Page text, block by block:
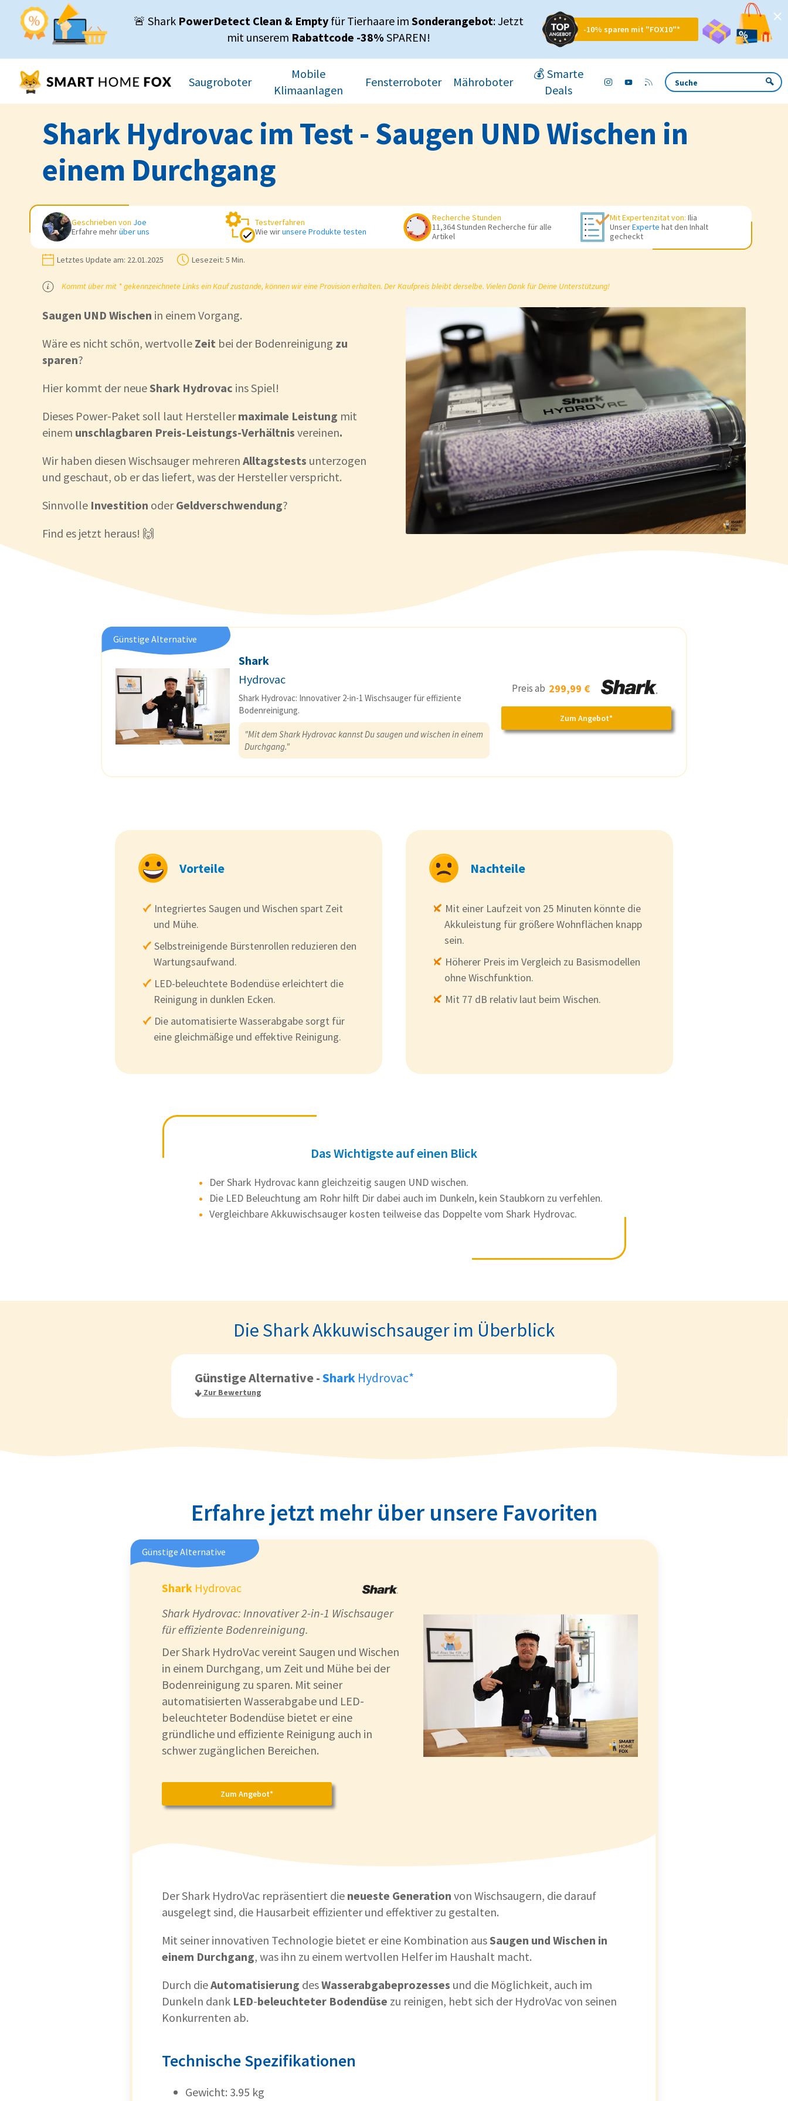
🚨 Shark PowerDetect Clean & Empty für Tierhaare imSonderangebot: Jetzt
mit unserem Rabattcode -38% SPAREN!
-10% sparen mit "FOX10"*
Saugroboter
Mobile
Klimaanlagen
Fensterroboter Mähroboter
💰 Smarte
Deals
Shark Hydrovac im Test - Saugen UND Wischen in
einem Durchgang
Geschrieben von Joe
Erfahre mehrüber uns
Testverfahren
Wie wirunsere Produkte testen
Recherche Stunden
11,364 Stunden Recherche für alle
Artikel
Mit Expertenzitat von: Ilia
UnserExperte hat den Inhalt
gecheckt
Letztes Update am: 22.01.2025 Lesezeit: 5 Min.
Kommt über mit * gekennzeichnete Links ein Kauf zustande, können wir eine Provision erhalten. Der Kaufpreis bleibt derselbe. Vielen Dank für Deine Unterstützung!
Saugen UND Wischen in einem Vorgang.
Wäre es nicht schön, wertvolle Zeit bei der Bodenreinigung zu
sparen?
Hier kommt der neueShark Hydrovac ins Spiel!
Dieses Power-Paket soll laut Herstellermaximale Leistung mit
einem unschlagbaren Preis-Leistungs-Verhältnis vereinen.
Wir haben diesen Wischsauger mehreren Alltagstests unterzogen
und geschaut, ob er das liefert, was der Hersteller verspricht.
Sinnvolle Investition oderGeldverschwendung?
Find es jetzt heraus! 🙌
Günstige Alternative
Shark
Hydrovac
Shark Hydrovac: Innovativer 2-in-1 Wischsauger für effiziente
Bodenreinigung.
"Mit dem Shark Hydrovac kannst Du saugen und wischen in einem
Durchgang."
Preis ab 299,99 €
Zum Angebot*
Vorteile
Integriertes Saugen und Wischen spart Zeit
und Mühe.
Selbstreinigende Bürstenrollen reduzieren den
Wartungsaufwand.
LED-beleuchtete Bodendüse erleichtert die
Reinigung in dunklen Ecken.
Die automatisierte Wasserabgabe sorgt für
eine gleichmäßige und effektive Reinigung.
Nachteile
Mit einer Laufzeit von 25 Minuten könnte die
Akkuleistung für größere Wohnflächen knapp
sein.
Höherer Preis im Vergleich zu Basismodellen
ohne Wischfunktion.
Mit 77 dB relativ laut beim Wischen.
Das Wichtigste auf einen Blick
Der Shark Hydrovac kann gleichzeitig saugen UND wischen.
Die LED Beleuchtung am Rohr hilft Dir dabei auch im Dunkeln, kein Staubkorn zu verfehlen.
Vergleichbare Akkuwischsauger kosten teilweise das Doppelte vom Shark Hydrovac.
Die Shark Akkuwischsauger im Überblick
Günstige Alternative-Shark Hydrovac*
Zur Bewertung
Erfahre jetzt mehr über unsere Favoriten
Günstige Alternative
Shark Hydrovac
Shark Hydrovac: Innovativer 2-in-1 Wischsauger
für effiziente Bodenreinigung.
Der Shark HydroVac vereint Saugen und Wischen
in einem Durchgang, um Zeit und Mühe bei der
Bodenreinigung zu sparen. Mit seiner
automatisierten Wasserabgabe und LED-
beleuchteter Bodendüse bietet er eine
gründliche und effiziente Reinigung auch in
schwer zugänglichen Bereichen.
Zum Angebot*
Der Shark HydroVac repräsentiert die neueste Generation von Wischsaugern, die darauf
ausgelegt sind, die Hausarbeit effizienter und effektiver zu gestalten.
Mit seiner innovativen Technologie bietet er eine Kombination ausSaugen und Wischen in
einem Durchgang, was ihn zu einem wertvollen Helfer im Haushalt macht.
Durch dieAutomatisierung desWasserabgabeprozesses und die Möglichkeit, auch im
Dunkeln dank LED-beleuchteter Bodendüse zu reinigen, hebt sich der HydroVac von seinen
Konkurrenten ab.
Technische Spezifikationen
Gewicht: 3.95 kg